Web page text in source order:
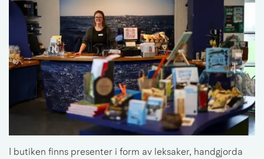
I butiken finns presenter i form av leksaker, handgjorda